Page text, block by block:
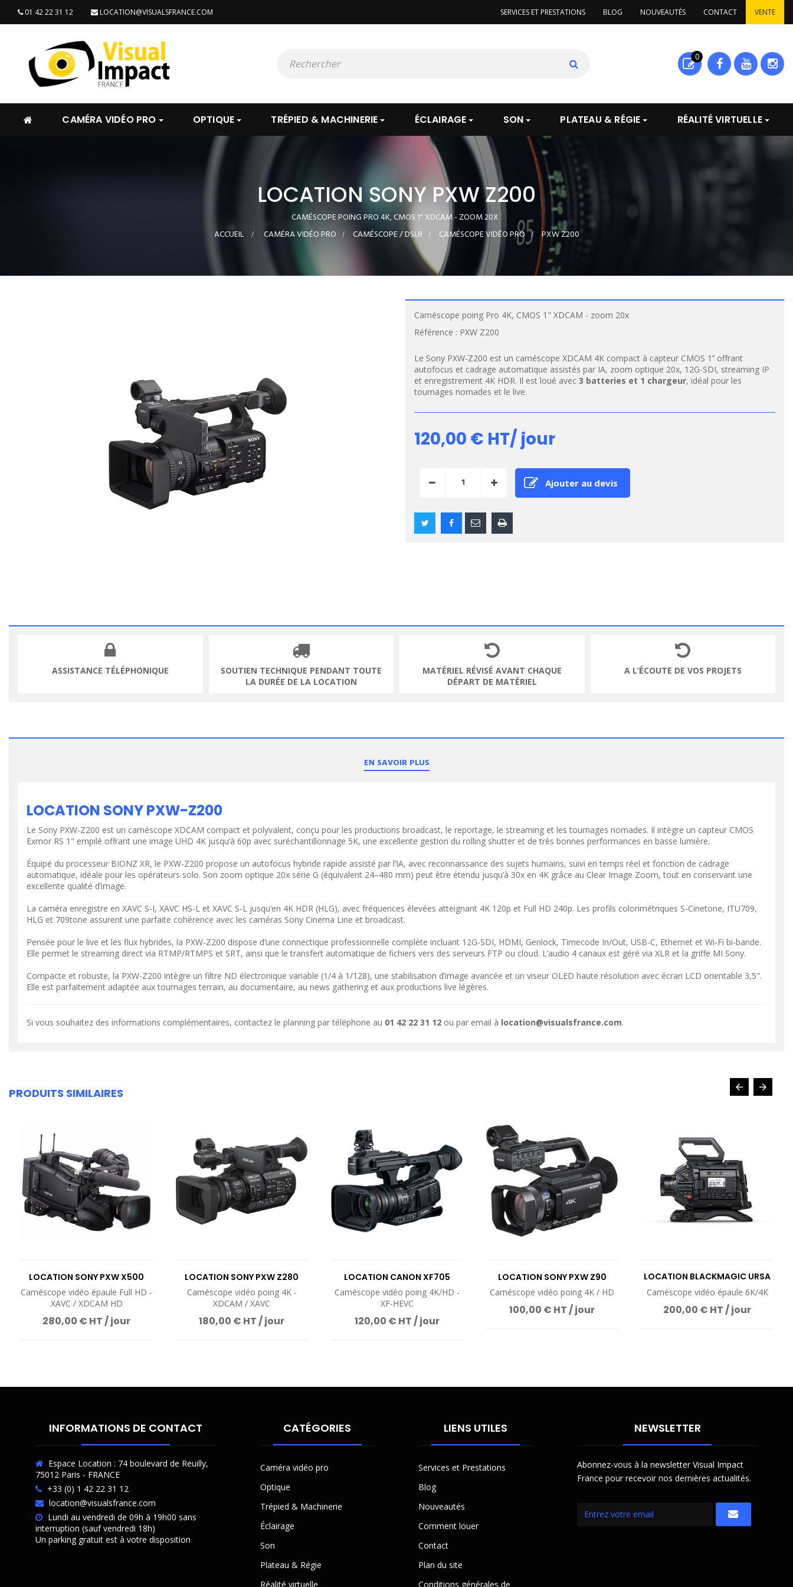
01 42 22 31 12 LOCATION@VISUALSFRANCE.COM SERVICES ET PRESTATIONS BLOG NOUVEAUTÉS CONTACT VENTE
0
CAMÉRA VIDÉO PRO OPTIQUE TRÉPIED & MACHINERIE ÉCLAIRAGE SON PLATEAU & RÉGIE RÉALITÉ VIRTUELLE
LOCATION SONY PXW Z200
CAMÉSCOPE POING PRO 4K, CMOS 1" XDCAM - ZOOM 20X
ACCUEIL > CAMÉRA VIDÉO PRO > CAMÉSCOPE / DSLR > CAMÉSCOPE VIDÉO PRO > PXW Z200
Caméscope poing Pro 4K, CMOS 1" XDCAM - zoom 20x
Référence : PXW Z200
Le Sony PXW-Z200 est un caméscope XDCAM 4K compact à capteur CMOS 1’’ offrant
autofocus et cadrage automatique assistés par IA, zoom optique 20x, 12G-SDI, streaming IP
et enregistrement 4K HDR. Il est loué avec 3 batteries et 1 chargeur, idéal pour les
tournages nomades et le live.
120,00 € HT/ jour
Ajouter au devis
ASSISTANCE TÉLÉPHONIQUE
SOUTIEN TECHNIQUE PENDANT TOUTE
LA DURÉE DE LA LOCATION
MATÉRIEL RÉVISÉ AVANT CHAQUE
DÉPART DE MATÉRIEL
A L’ÉCOUTE DE VOS PROJETS
EN SAVOIR PLUS
LOCATION SONY PXW-Z200
Le Sony PXW-Z200 est un caméscope XDCAM compact et polyvalent, conçu pour les productions broadcast, le reportage, le streaming et les tournages nomades. Il intègre un capteur CMOS
Exmor RS 1" empilé offrant une image UHD 4K jusqu’à 60p avec suréchantillonnage 5K, une excellente gestion du rolling shutter et de très bonnes performances en basse lumière.
Équipé du processeur BIONZ XR, le PXW-Z200 propose un autofocus hybride rapide assisté par l’IA, avec reconnaissance des sujets humains, suivi en temps réel et fonction de cadrage
automatique, idéale pour les opérateurs solo. Son zoom optique 20x série G (équivalent 24–480 mm) peut être étendu jusqu’à 30x en 4K grâce au Clear Image Zoom, tout en conservant une
excellente qualité d’image.
La caméra enregistre en XAVC S-I, XAVC HS-L et XAVC S-L jusqu’en 4K HDR (HLG), avec fréquences élevées atteignant 4K 120p et Full HD 240p. Les profils colorimétriques S-Cinetone, ITU709,
HLG et 709tone assurent une parfaite cohérence avec les caméras Sony Cinema Line et broadcast.
Pensée pour le live et les flux hybrides, la PXW-Z200 dispose d’une connectique professionnelle complète incluant 12G-SDI, HDMI, Genlock, Timecode In/Out, USB-C, Ethernet et Wi-Fi bi-bande.
Elle permet le streaming direct via RTMP/RTMPS et SRT, ainsi que le transfert automatique de fichiers vers des serveurs FTP ou cloud. L’audio 4 canaux est géré via XLR et la griffe MI Sony.
Compacte et robuste, la PXW-Z200 intègre un filtre ND électronique variable (1/4 à 1/128), une stabilisation d’image avancée et un viseur OLED haute résolution avec écran LCD orientable 3,5".
Elle est parfaitement adaptée aux tournages terrain, au documentaire, au news gathering et aux productions live légères.
Si vous souhaitez des informations complémentaires, contactez le planning par téléphone au 01 42 22 31 12 ou par email à location@visualsfrance.com.
PRODUITS SIMILAIRES
VOIR LE PRODUIT
LOCATION SONY PXW X500
Caméscope vidéo épaule Full HD -
XAVC / XDCAM HD
280,00 € HT / jour
VOIR LE PRODUIT
LOCATION SONY PXW Z280
Caméscope vidéo poing 4K -
XDCAM / XAVC
180,00 € HT / jour
VOIR LE PRODUIT
LOCATION CANON XF705
Caméscope vidéo poing 4K/HD -
XF-HEVC
120,00 € HT / jour
VOIR LE PRODUIT
LOCATION SONY PXW Z90
Caméscope vidéo poing 4K / HD
100,00 € HT / jour
VOIR LE PRODUIT
LOCATION BLACKMAGIC URSA
Caméscope vidéo épaule 6K/4K
200,00 € HT / jour
INFORMATIONS DE CONTACT
Espace Location : 74 boulevard de Reuilly,
75012 Paris - FRANCE
+33 (0) 1 42 22 31 12
location@visualsfrance.com
Lundi au vendredi de 09h à 19h00 sans
interruption (sauf vendredi 18h)
Un parking gratuit est à votre disposition
CATÉGORIES
Caméra vidéo pro
Optique
Trépied & Machinerie
Éclairage
Son
Plateau & Régie
Réalité virtuelle
LIENS UTILES
Services et Prestations
Blog
Nouveautés
Comment louer
Contact
Plan du site
Conditions générales de
NEWSLETTER
Abonnez-vous à la newsletter Visual Impact
France pour recevoir nos dernières actualités.